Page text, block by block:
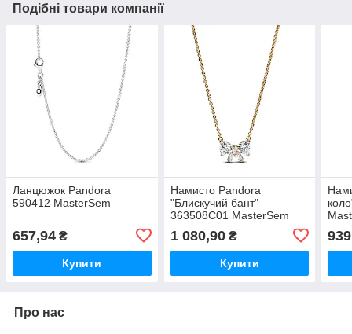
Подібні товари компанії
Ланцюжок Pandora
590412 MasterSem
657,94 ₴
Купити
Намисто Pandora
"Блискучий бант"
363508C01 MasterSem
1 080,90₴
Купити
Про нас